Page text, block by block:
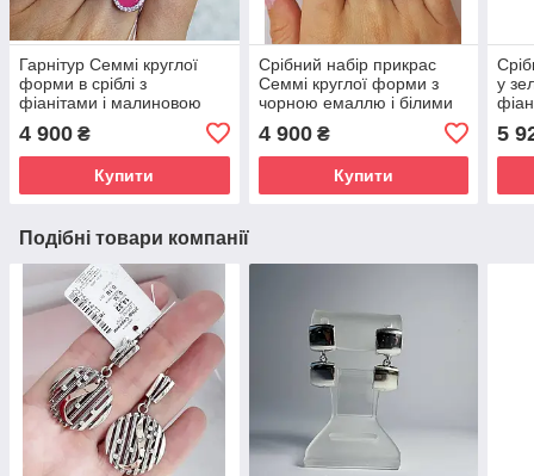
Гарнітур Семмі круглої
форми в сріблі з
фіанітами і малиновою
4 900 ₴
Купити
Срібний набір прикрас
Семмі круглої форми з
чорною емаллю і білими
4 900₴
Купити
у
5
Подібні товари компанії